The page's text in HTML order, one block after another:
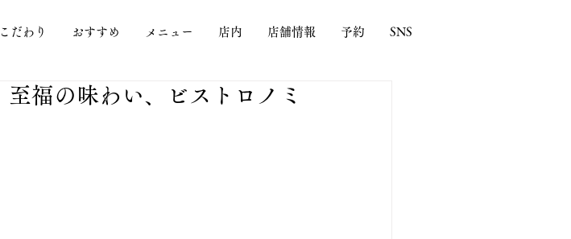
こだわり おすすめ メニュー 店内 店舗情報 予約 SNS
福の味わい、ビストロノミ